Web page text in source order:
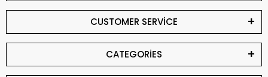
CUSTOMER SERVİCE
CATEGORİES